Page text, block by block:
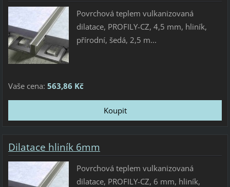
Povrchová teplem vulkanizovaná
dilatace, PROFILY-CZ, 4,5 mm, hliník,
přírodní, šedá, 2,5 m...
Vaše cena: 563,86 Kč
Dilatace hliník 6mm
Povrchová teplem vulkanizovaná
dilatace, PROFILY-CZ, 6 mm, hliník,